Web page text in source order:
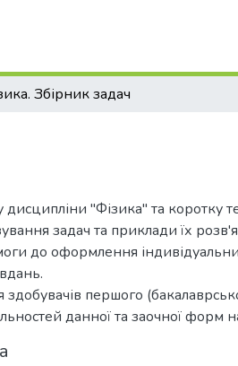
Збірник задач
дисципліни "Фізика" та коротку
задач та приклади їх
до оформлення
першого
данної та заочної